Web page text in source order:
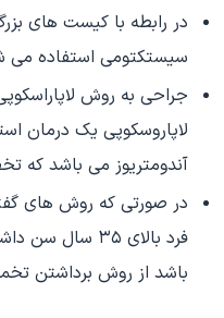
در رابطه با کیست های
سیستکتومی استفاده می
جراحی به روش
لاپاروسکوپی یک درمان
آندومتریوز می باشد که
در صورتی که روش های
فرد بالای ۳۵
باشد از روش برداشتن